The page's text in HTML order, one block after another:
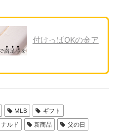
付けっぱOKの金ア
MLB
ギフト
ルド 新商品 父の日